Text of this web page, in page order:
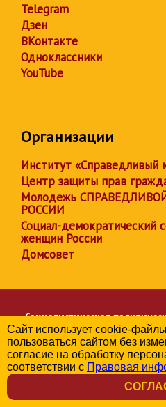
Telegram
Дзен
ВКонтакте
Одноклассники
YouTube
Организации
Институт «Справедливый
Центр защиты прав
Молодежь
РОССИИ
Социал-демократический
женщин России
Домсовет
Социалистическая
Региональное отделение
© 2006-
Политика в отношении
Сайт использует cookie-
пользоваться сайтом без
согласие на обработку
соответствии с Правовая